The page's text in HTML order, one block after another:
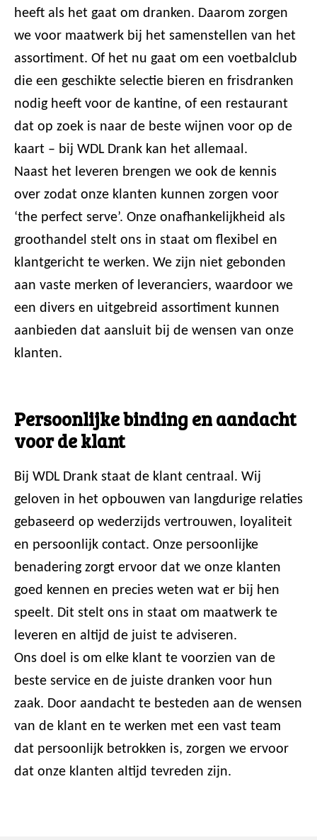
heeft als het gaat om dranken. Daarom zorgen
we voor maatwerk bij het samenstellen van het
assortiment. Of het nu gaat om een voetbalclub
die een geschikte selectie bieren en frisdranken
nodig heeft voor de kantine, of een restaurant
dat op zoek is naar de beste wijnen voor op de
kaart – bij WDL Drank kan het allemaal.
Naast het leveren brengen we ook de kennis
over zodat onze klanten kunnen zorgen voor
‘the perfect serve’. Onze onafhankelijkheid als
groothandel stelt ons in staat om flexibel en
klantgericht te werken. We zijn niet gebonden
aan vaste merken of leveranciers, waardoor we
een divers en uitgebreid assortiment kunnen
aanbieden dat aansluit bij de wensen van onze
klanten.
Persoonlijke binding en aandacht
voor de klant
Bij WDL Drank staat de klant centraal. Wij
geloven in het opbouwen van langdurige relaties
gebaseerd op wederzijds vertrouwen, loyaliteit
en persoonlijk contact. Onze persoonlijke
benadering zorgt ervoor dat we onze klanten
goed kennen en precies weten wat er bij hen
speelt. Dit stelt ons in staat om maatwerk te
leveren en altijd de juist te adviseren.
Ons doel is om elke klant te voorzien van de
beste service en de juiste dranken voor hun
zaak. Door aandacht te besteden aan de wensen
van de klant en te werken met een vast team
dat persoonlijk betrokken is, zorgen we ervoor
dat onze klanten altijd tevreden zijn.